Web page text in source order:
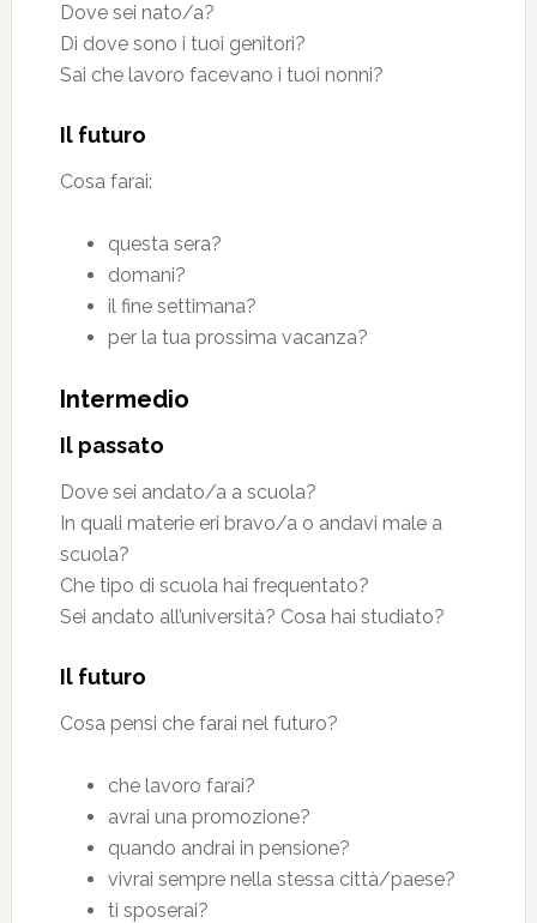
Dove sei nato/a?
Di dove sono i tuoi genitori?
Sai che lavoro facevano i tuoi nonni?
Il futuro
Cosa farai:
questa sera?
domani?
il fine settimana?
per la tua prossima vacanza?
Intermedio
Il passato
Dove sei andato/a a scuola?
In quali materie eri bravo/a o andavi male a
scuola?
Che tipo di scuola hai frequentato?
Sei andato all’università? Cosa hai studiato?
Il futuro
Cosa pensi che farai nel futuro?
che lavoro farai?
avrai una promozione?
quando andrai in pensione?
vivrai sempre nella stessa città/paese?
ti sposerai?